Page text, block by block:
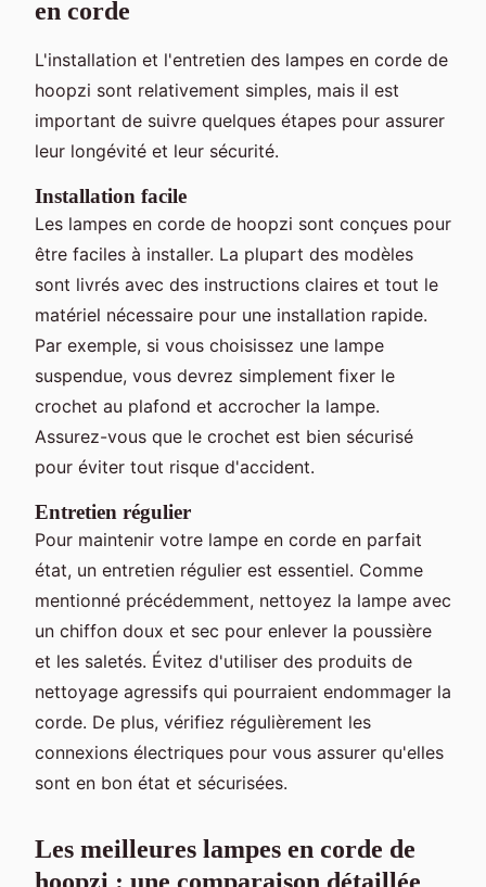
en corde
L'installation et l'entretien des lampes en corde de
hoopzi sont relativement simples, mais il est
important de suivre quelques étapes pour assurer
leur longévité et leur sécurité.
Installation facile
Les lampes en corde de hoopzi sont conçues pour
être faciles à installer. La plupart des modèles
sont livrés avec des instructions claires et tout le
matériel nécessaire pour une installation rapide.
Par exemple, si vous choisissez une lampe
suspendue, vous devrez simplement fixer le
crochet au plafond et accrocher la lampe.
Assurez-vous que le crochet est bien sécurisé
pour éviter tout risque d'accident.
Entretien régulier
Pour maintenir votre lampe en corde en parfait
état, un entretien régulier est essentiel. Comme
mentionné précédemment, nettoyez la lampe avec
un chiffon doux et sec pour enlever la poussière
et les saletés. Évitez d'utiliser des produits de
nettoyage agressifs qui pourraient endommager la
corde. De plus, vérifiez régulièrement les
connexions électriques pour vous assurer qu'elles
sont en bon état et sécurisées.
Les meilleures lampes en corde de
hoopzi : une comparaison détaillée